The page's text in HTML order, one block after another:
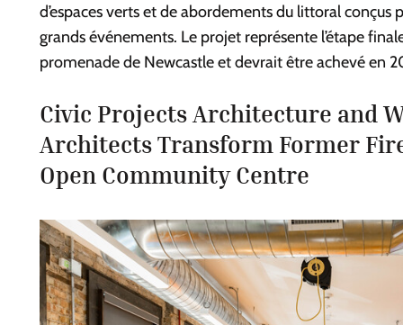
d’espaces verts et de abordements du littoral
grands événements. Le projet représente l’étape
promenade de Newcastle et devrait être achevé en
Civic Projects Architecture and
Architects Transform Former
Open Community Centre